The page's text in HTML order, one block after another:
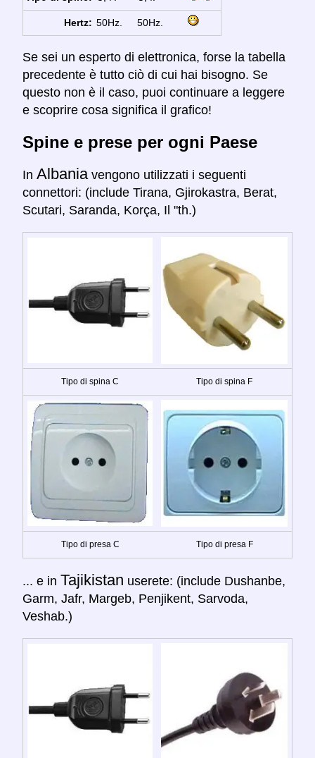
Hertz: 50Hz. 50Hz.
Se sei un esperto di elettronica, forse la tabella
precedente è tutto ciò di cui hai bisogno. Se
questo non è il caso, puoi continuare a leggere
e scoprire cosa significa il grafico!
Spine e prese per ogni Paese
In Albania vengono utilizzati i seguenti
connettori: (include Tirana, Gjirokastra, Berat,
Scutari, Saranda, Korça, Il "th.)
Tipo di spina C Tipo di spina F
Tipo di presa C Tipo di presa F
... e in Tajikistan userete: (include Dushanbe,
Garm, Jafr, Margeb, Penjikent, Sarvoda,
Veshab.)